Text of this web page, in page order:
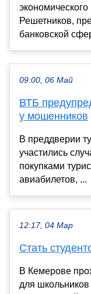
Решетников,
банковской
09:00, 06 Май
ВТБ
у мошенников
В преддверии
участились
покупками
авиабилетов, ...
12:17, 04 Мар
Стать
В Кемерове
для